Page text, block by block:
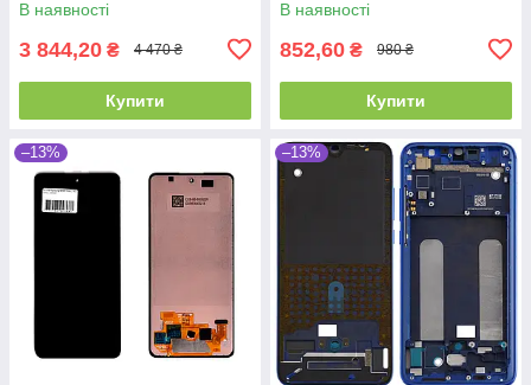
В наявності
3 844,20 ₴ 4 470 ₴
Купити
В наявності
852,60 ₴ 980 ₴
Купити
–13% –13%